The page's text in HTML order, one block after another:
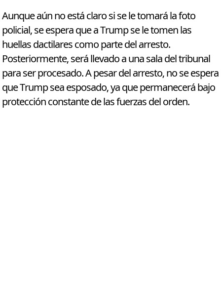
Aunque aún no está claro si se le tomará la foto
policial, se espera que a Trump se le tomen las
huellas dactilares como parte del arresto.
Posteriormente, será llevado a una sala del tribunal
para ser procesado. A pesar del arresto, no se espera
que Trump sea esposado, ya que permanecerá bajo
protección constante de las fuerzas del orden.